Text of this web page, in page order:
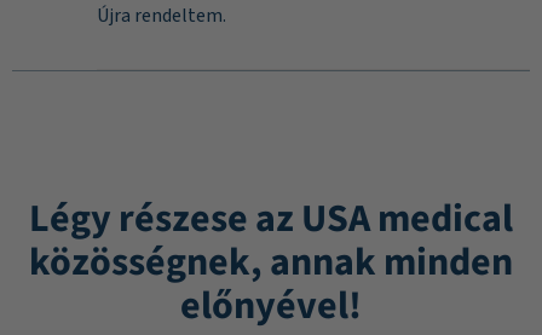
Újra rendeltem.
Légy részese az USA medical
közösségnek, annak minden
előnyével!